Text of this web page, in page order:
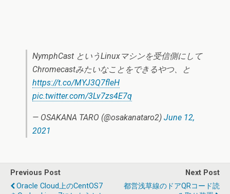
NymphCast というLinuxマシンを受信側にして
Chromecastみたいなことをできるやつ、と
https://t.co/MYJ3Q7fleH
pic.twitter.com/3Lv7zs4E7q
— OSAKANA TARO (@osakanataro2) June 12,
2021
Previous Post
Oracle Cloud上のCentOS7
Next Post
都営浅草線のドアQRコード読